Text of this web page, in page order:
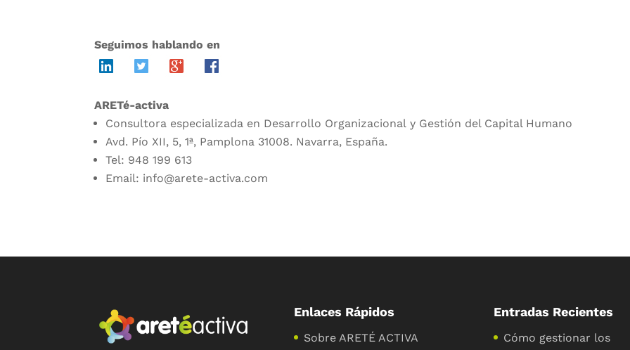
Seguimos hablando en
ARETé-activa
Consultora especializada en Desarrollo Organizacional y Gestión del Capital Humano
Avd. Pío XII, 5, 1ª, Pamplona 31008. Navarra, España.
Tel: 948 199 613
Email: info@arete-activa.com
Enlaces Rápidos
Sobre ARETÉ ACTIVA
Entradas Recientes
Cómo gestionar los